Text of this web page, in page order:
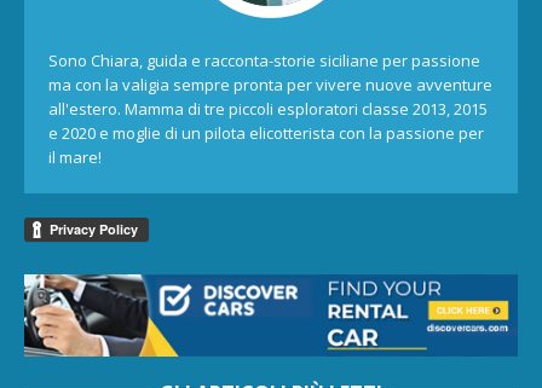
Sono Chiara, guida e racconta-storie siciliane per passione
ma con la valigia sempre pronta per vivere nuove avventure
all'estero. Mamma di tre piccoli esploratori classe 2013, 2015
e 2020 e moglie di un pilota elicotterista con la passione per
il mare!